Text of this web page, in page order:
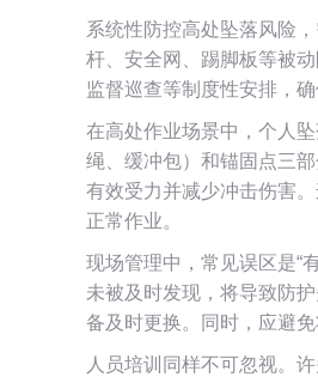
系统性防控高处坠落风险
杆、安全网、踢脚板等被
监督巡查等制度性安排，
在高处作业场景中，个人
绳、缓冲包）和锚固点三
有效受力并减少冲击伤害
正常作业。
现场管理中，常见误区是“
未被及时发现，将导致防
备及时更换。同时，应避
人员培训同样不可忽视。